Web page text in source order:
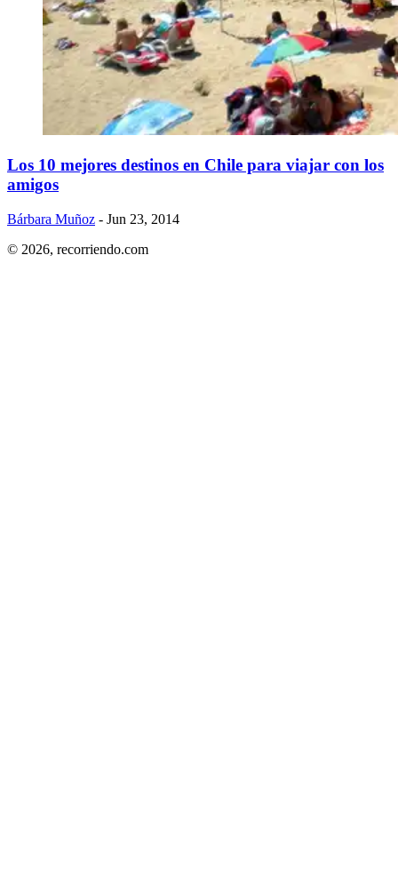
Los 10 mejores destinos en Chile para viajar con los
amigos
Bárbara Muñoz - Jun 23, 2014
© 2026, recorriendo.com